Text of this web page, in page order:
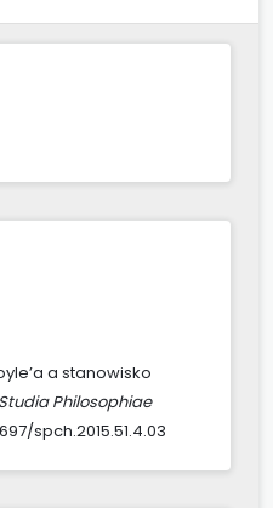
a stanowisko
Studia Philosophiae
spch.2015.51.4.03